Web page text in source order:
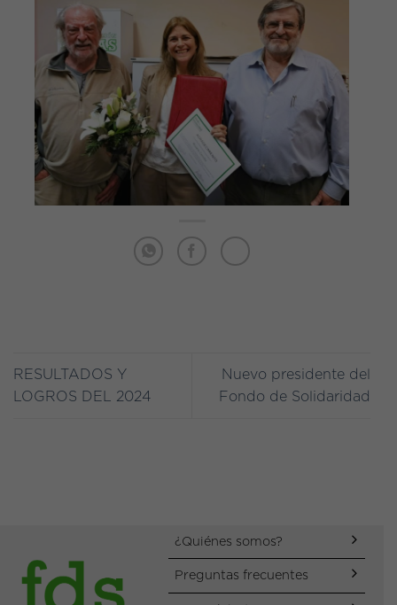
RESULTADOS Y
LOGROS DEL 2024
Nuevo presidente del
Fondo de Solidaridad
¿Quiénes somos?
Preguntas frecuentes